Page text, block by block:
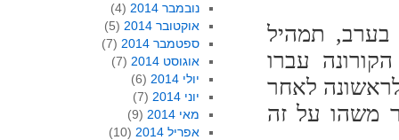
בערב, תמהיל
עברו
לאחר
משהו על זה
נובמבר 2014
(4)
אוקטובר 2014
(5)
ספטמבר 2014
(7)
אוגוסט 2014
(7)
יולי 2014
(6)
יוני 2014
(7)
מאי 2014
(9)
אפריל 2014
(10)